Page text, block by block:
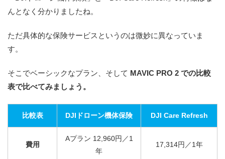
んとなく分かりましたね。
ただ具体的な保険サービスというのは微妙に異なっていま
す。
そこでベーシックなプラン、そして MAVIC PRO 2 での比較
表で比べてみましょう。
比較表 DJIドローン機体保険 DJI Care Refresh
費用
Aプラン 12,960円／1
年
17,314円／1年